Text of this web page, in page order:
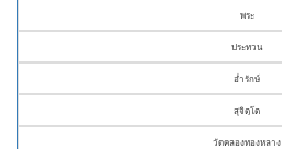
พระ
ประทวน
อ่ำรักษ์
สุจิตฺโต
วัดคลองทองหลาง